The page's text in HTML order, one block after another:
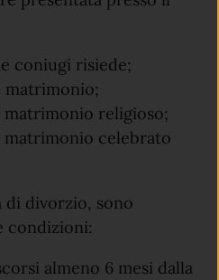
coniugi risiede;
matrimonio;
religioso;
celebrato
di divorzio, sono
condizioni:
almeno 6 mesi dalla